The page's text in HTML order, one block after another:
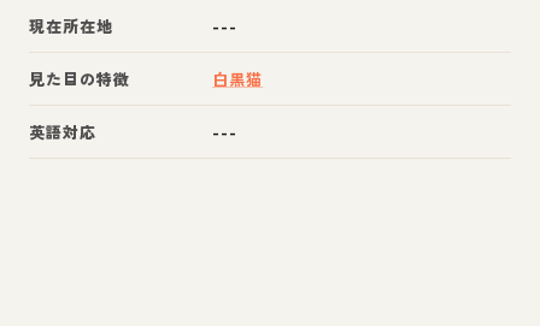
現在所在地 ---
見た目の特徴 白黒猫
英語対応 ---